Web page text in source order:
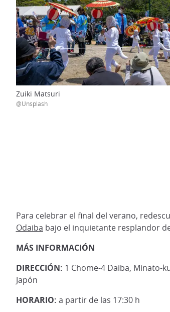
Zuiki Matsuri
@Unsplash
Para celebrar el final del verano,
Odaiba bajo el inquietante resplandor
MÁS INFORMACIÓN
DIRECCIÓN: 1 Chome-4 Daiba, Minato-
Japón
HORARIO: a partir de las 17:30 h